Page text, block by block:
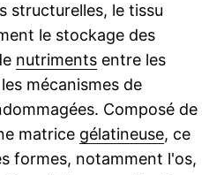
structurelles, le tissu
le stockage des
nutrimentsentre les
mécanismes de
Composé de
matrice gélatineuse, ce
formes, notamment l'os,